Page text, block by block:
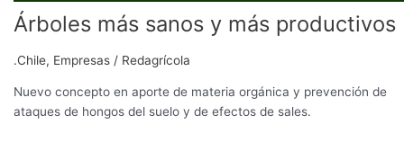
Árboles más sanos y más productivos
.Chile, Empresas / Redagrícola
Nuevo concepto en aporte de materia orgánica y prevención de
ataques de hongos del suelo y de efectos de sales.